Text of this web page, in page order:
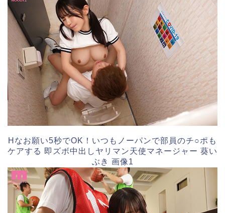
Hなお願い5秒でOK！いつもノーパンで部員のチ○ポも
ケアする 即ズボ中出しヤリマン天使マネージャー 葵い
ぶき 画像1